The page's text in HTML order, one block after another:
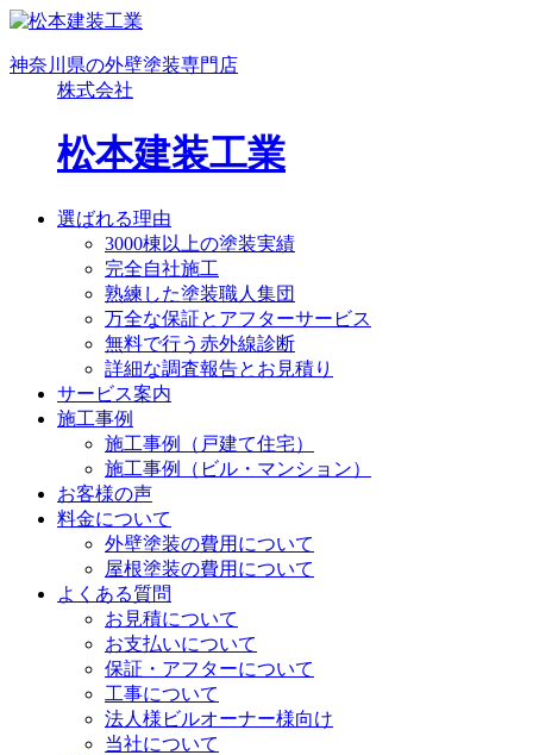
神奈川県の外壁塗装専門店
株式会社
松本建装工業
選ばれる理由
3000棟以上の塗装実績
完全自社施工
熟練した塗装職人集団
万全な保証とアフターサービス
無料で行う赤外線診断
詳細な調査報告とお見積り
サービス案内
施工事例
施工事例（戸建て住宅）
施工事例（ビル・マンション）
お客様の声
料金について
外壁塗装の費用について
屋根塗装の費用について
よくある質問
お見積について
お支払いについて
保証・アフターについて
工事について
法人様ビルオーナー様向け
当社について